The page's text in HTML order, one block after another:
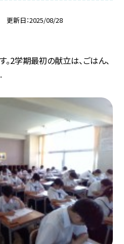
更新日 2025/08/28
2学期最初の献立は、ごはん、